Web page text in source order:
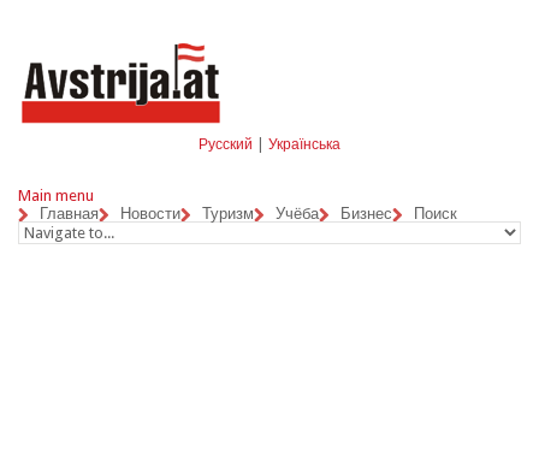
Русский Українська
Main menu
Главная
Новости Туризм Учёба Бизнес Поиск